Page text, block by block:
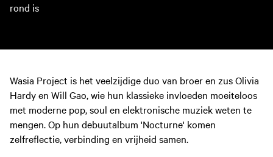
rond is
Wasia Project is het veelzijdige duo van broer en zus Olivia
Hardy en Will Gao, wie hun klassieke invloeden moeiteloos
met moderne pop, soul en elektronische muziek weten te
mengen. Op hun debuutalbum 'Nocturne' komen
zelfreflectie, verbinding en vrijheid samen.